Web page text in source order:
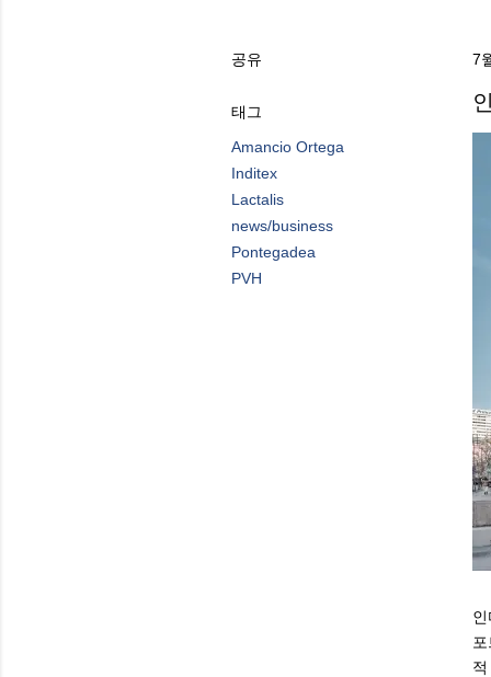
공유
태그
Amancio Ortega
Inditex
Lactalis
news/business
Pontegadea
PVH
7